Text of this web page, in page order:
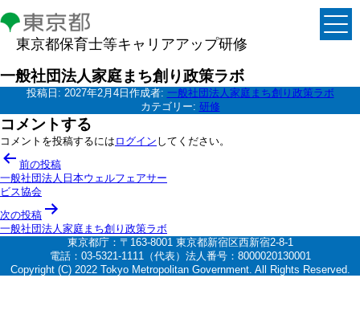
東京都保育士等キャリアアップ研修
一般社団法人家庭まち創り政策ラボ
投稿日: 2027年2月4日 作成者: 一般社団法人家庭まち創り政策ラボ
カテゴリー: 研修
コメントする
コメントを投稿するには ログイン してください。
投
稿
ナ
ビ
ゲ
ー
前の投稿
一般社団法人日本ウェルフェアサー
ビス協会
次の投稿
一般社団法人家庭まち創り政策ラボ
東京都庁：〒163-8001 東京都新宿区西新宿2-8-1
電話：03-5321-1111（代表）法人番号：8000020130001
Copyright (C) 2022 Tokyo Metropolitan Government. All Rights Reserved.